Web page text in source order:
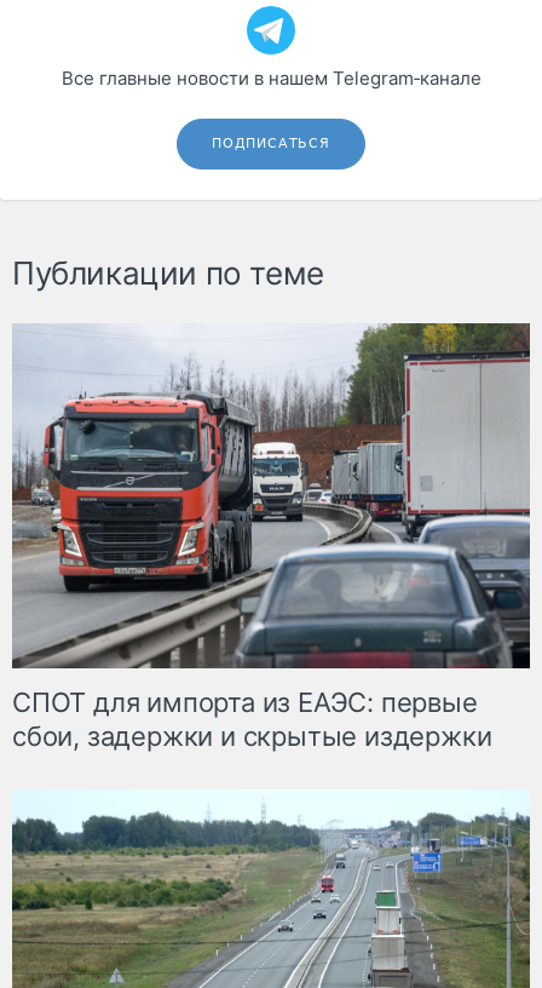
Все главные новости в нашем Telegram‑канале
ПОДПИСАТЬСЯ
Публикации по теме
СПОТ для импорта из ЕАЭС: первые
сбои, задержки и скрытые издержки